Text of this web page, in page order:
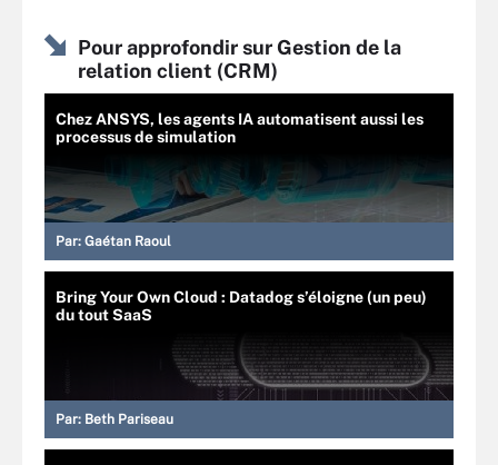
Pour approfondir sur Gestion de la
relation client (CRM)
Chez ANSYS, les agents IA automatisent aussi les
processus de simulation
Par: Gaétan Raoul
Bring Your Own Cloud : Datadog s’éloigne (un peu)
du tout SaaS
Par: Beth Pariseau